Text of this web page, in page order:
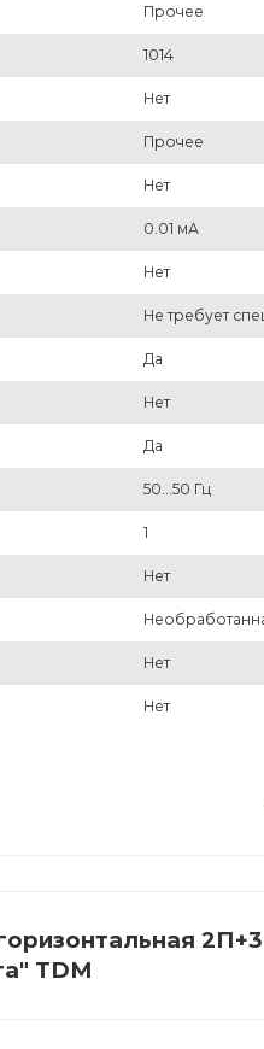
Прочее
1014
Нет
Прочее
Нет
0.01 мА
Нет
Не требует
Да
Нет
Да
50...50 Гц
1
Нет
Нет
Нет
TDМ